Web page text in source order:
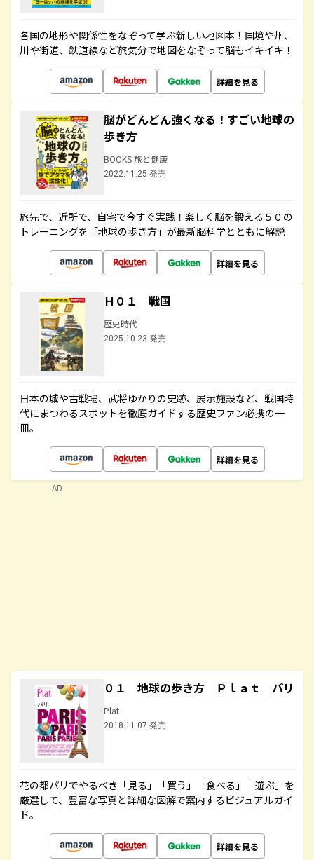
各国の地形や関係性をなぞって学ぶ新しい地図本！国境や州、
川や街道、鉄道線など旅気分で地図をなぞって脳もイキイキ！
詳細を見る
脳がどんどん強くなる！すごい地球の
歩き方
BOOKS 旅と健康
2022.11.25 発売
旅先で、近所で、自宅で今すぐ実践！楽しく脳を鍛える５０の
トレーニングを「地球の歩き方」が最新脳科学とともに解説
詳細を見る
Ｈ０１ 戦国
歴史時代
2025.10.23 発売
日本の城や古戦場、武将ゆかりの史跡、展示施設など、戦国時
代にまつわるスポットを徹底ガイドする歴史ファン必携の一
冊。
詳細を見る
０１ 地球の歩き方 Ｐｌａｔ パリ
Plat
2018.11.07 発売
花の都パリでやるべき「見る」「買う」「食べる」「遊ぶ」を
厳選して、豊富な写真と詳細な図解で案内するビジュアルガイ
ド。
詳細を見る
AD